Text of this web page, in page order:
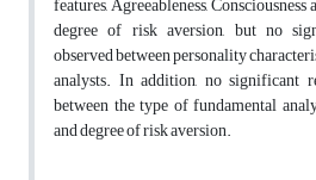
degree of risk aversion, but no
observed between personality
analysts. In addition, no significant
between the type of fundamental
and degree of risk aversion.